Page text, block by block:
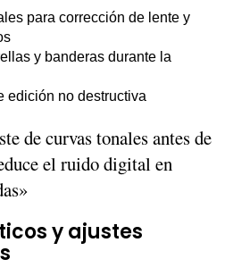
para corrección de lente y
y banderas durante la
edición no destructiva
de curvas tonales antes de
el ruido digital en
y ajustes